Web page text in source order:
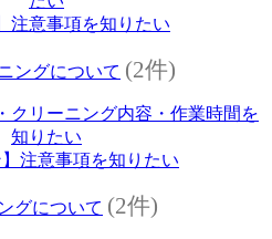
注意事項を知りたい
ングについて (2件)
クリーニング内容・作業時間を
知りたい
】注意事項を知りたい
グについて (2件)